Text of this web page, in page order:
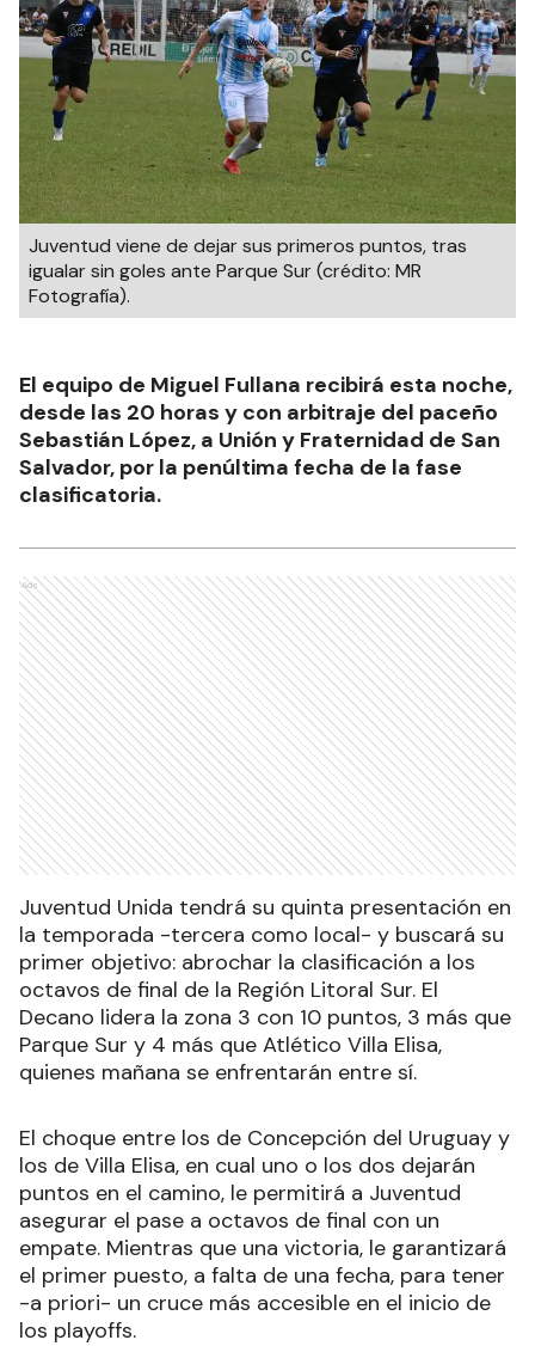
Juventud viene de dejar sus primeros puntos, tras
igualar sin goles ante Parque Sur (crédito: MR
Fotografía).
El equipo de Miguel Fullana recibirá esta noche,
desde las 20 horas y con arbitraje del paceño
Sebastián López, a Unión y Fraternidad de San
Salvador, por la penúltima fecha de la fase
clasificatoria.
Ads
Juventud Unida tendrá su quinta presentación en
la temporada -tercera como local- y buscará su
primer objetivo: abrochar la clasificación a los
octavos de final de la Región Litoral Sur. El
Decano lidera la zona 3 con 10 puntos, 3 más que
Parque Sur y 4 más que Atlético Villa Elisa,
quienes mañana se enfrentarán entre sí.
El choque entre los de Concepción del Uruguay y
los de Villa Elisa, en cual uno o los dos dejarán
puntos en el camino, le permitirá a Juventud
asegurar el pase a octavos de final con un
empate. Mientras que una victoria, le garantizará
el primer puesto, a falta de una fecha, para tener
-a priori- un cruce más accesible en el inicio de
los playoffs.